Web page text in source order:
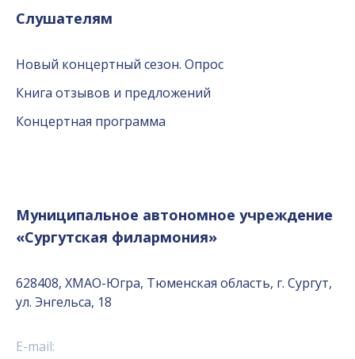
Слушателям
Новый концертный сезон. Опрос
Книга отзывов и предложений
Концертная программа
Муниципальное автономное учреждение
«Сургутская филармония»
628408, ХМАО-Югра, Тюменская область, г. Сургут,
ул. Энгельса, 18
E-mail: